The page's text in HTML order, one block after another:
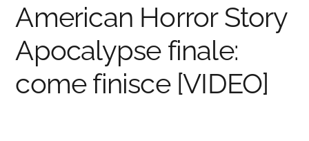
American Horror Story
Apocalypse finale:
come finisce [VIDEO]